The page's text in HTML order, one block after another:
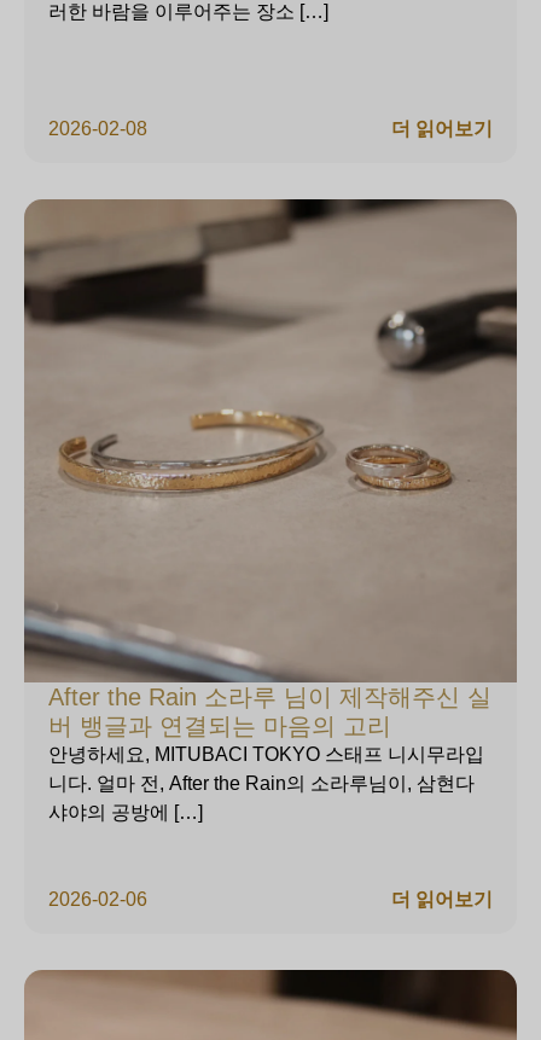
2026-02-08
러한 바람을 이루어주는 장소 […]
더 읽어보기
After the Rain 소라루 님이 제작해주신 실
버 뱅글과 연결되는 마음의 고리
2026-02-06
안녕하세요, MITUBACI TOKYO 스태프 니시무라입
니다. 얼마 전, After the Rain의 소라루님이, 삼현다
샤야의 공방에 […]
더 읽어보기